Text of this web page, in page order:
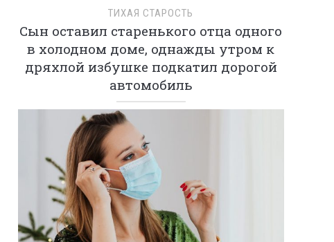
ТИХАЯ СТАРОСТЬ
Сын оставил старенького отца одного
в холодном доме, однажды утром к
дряхлой избушке подкатил дорогой
автомобиль